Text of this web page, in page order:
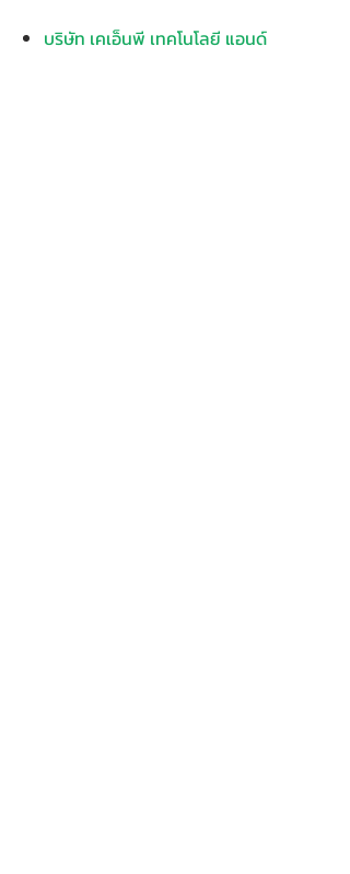
บริษัท เคเอ็นพี เทคโนโลยี แอนด์